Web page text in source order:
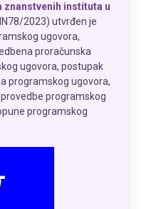
znanstvenih instituta u
2023) utvrđen je
ugovora,
proračunska
ugovora, postupak
programskog ugovora,
programskog
programskog